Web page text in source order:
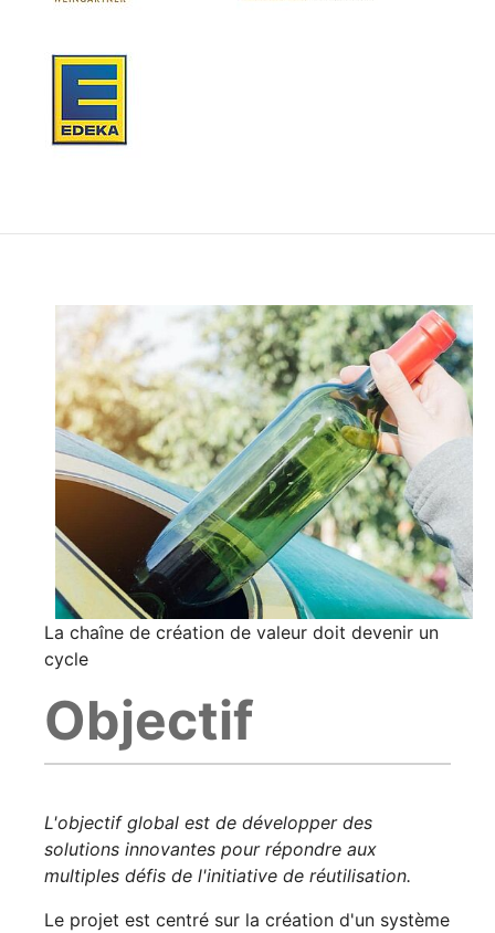
La chaîne de création de valeur doit devenir un
cycle
Objectif
L'objectif global est de développer des
solutions innovantes pour répondre aux
multiples défis de l'initiative de réutilisation.
Le projet est centré sur la création d'un système